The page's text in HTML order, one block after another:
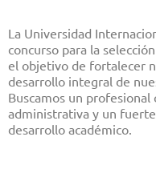
La Universidad
concurso para la
el objetivo de fortalecer
desarrollo integral de
Buscamos un
administrativa y un
desarrollo académico.